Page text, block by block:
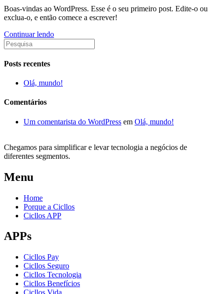
Boas-vindas ao WordPress. Esse é o seu primeiro post. Edite-o ou
exclua-o, e então comece a escrever!
Continuar lendoOlá,
Search
for:
Posts recentes
Olá, mundo!
Comentários
Um comentarista do WordPress em Olá, mundo!
Chegamos para simplificar e levar tecnologia a negócios de
diferentes segmentos.
Menu
Home
Porque a Cicllos
Cicllos APP
APPs
Cicllos Pay
Cicllos Seguro
Cicllos Tecnologia
Cicllos Benefícios